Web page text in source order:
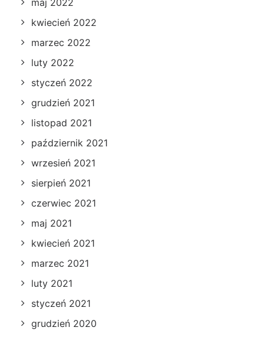
maj 2022
kwiecień 2022
marzec 2022
luty 2022
styczeń 2022
grudzień 2021
listopad 2021
październik 2021
wrzesień 2021
sierpień 2021
czerwiec 2021
maj 2021
kwiecień 2021
marzec 2021
luty 2021
styczeń 2021
grudzień 2020